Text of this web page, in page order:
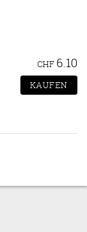
CHF 6.10